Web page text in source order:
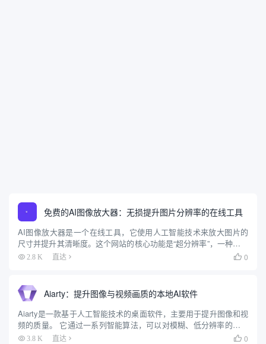
免费的AI图像放大器：无损提升图片分辨率的在线工具
AI图像放大器是一个在线工具，它使用人工智能技术来放大图片的
尺寸并提升其清晰度。这个网站的核心功能是“超分辨率”，一种通过
算法智能地增加图片像素，从而在放大图片的同时保持甚至优化细
2.8 K 直达  0
Aiarty：提升图像与视频画质的本地AI软件
Aiarty是一款基于人工智能技术的桌面软件，主要用于提升图像和视
频的质量。 它通过一系列智能算法，可以对模糊、低分辨率的图像
和视频进行降噪、去模糊和分辨率提升等处理，最高可将图像放大
3.8 K 直达  0